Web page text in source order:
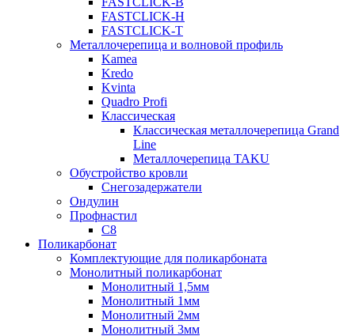
FASTCLICK-H
FASTCLICK-T
Металлочерепица и волновой профиль
Kamea
Kredo
Kvinta
Quadro Profi
Классическая
Классическая металлочерепица Grand
Line
Металлочерепица TAKU
Обустройство кровли
Снегозадержатели
Ондулин
Профнастил
С8
Поликарбонат
Комплектующие для поликарбоната
Монолитный поликарбонат
Монолитный 1,5мм
Монолитный 1мм
Монолитный 2мм
Монолитный 3мм